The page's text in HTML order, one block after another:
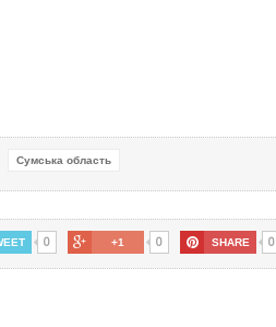
Сумська область
0 +1 0 SHARE 0